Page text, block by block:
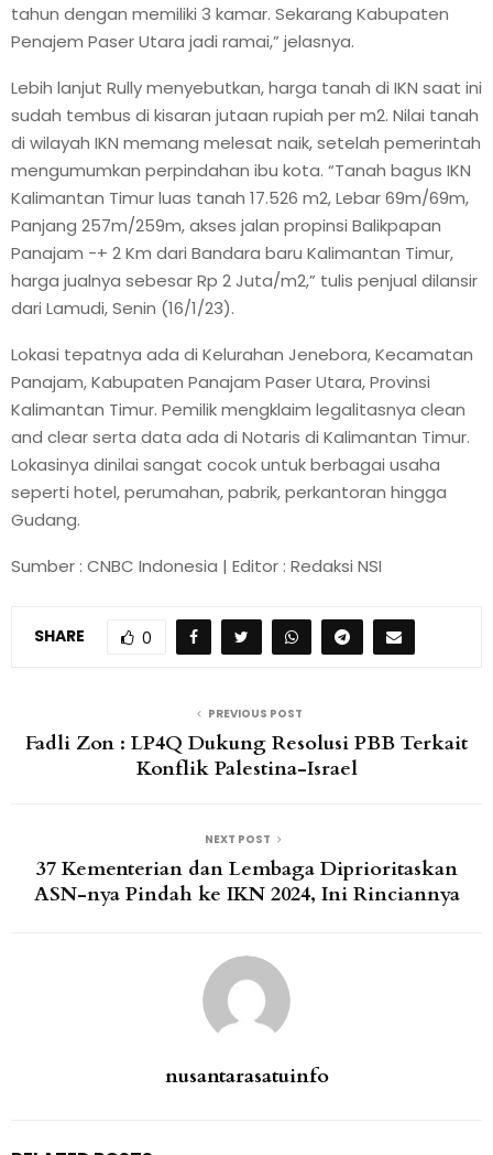
tahun dengan memiliki 3 kamar. Sekarang Kabupaten
Penajem Paser Utara jadi ramai,” jelasnya.
Lebih lanjut Rully menyebutkan, harga tanah di IKN saat ini
sudah tembus di kisaran jutaan rupiah per m2. Nilai tanah
di wilayah IKN memang melesat naik, setelah pemerintah
mengumumkan perpindahan ibu kota. “Tanah bagus IKN
Kalimantan Timur luas tanah 17.526 m2, Lebar 69m/69m,
Panjang 257m/259m, akses jalan propinsi Balikpapan
Panajam -+ 2 Km dari Bandara baru Kalimantan Timur,
harga jualnya sebesar Rp 2 Juta/m2,” tulis penjual dilansir
dari Lamudi, Senin (16/1/23).
Lokasi tepatnya ada di Kelurahan Jenebora, Kecamatan
Panajam, Kabupaten Panajam Paser Utara, Provinsi
Kalimantan Timur. Pemilik mengklaim legalitasnya clean
and clear serta data ada di Notaris di Kalimantan Timur.
Lokasinya dinilai sangat cocok untuk berbagai usaha
seperti hotel, perumahan, pabrik, perkantoran hingga
Gudang.
Sumber : CNBC Indonesia | Editor : Redaksi NSI
SHARE 0
PREVIOUS POST
Fadli Zon : LP4Q Dukung Resolusi PBB Terkait
Konflik Palestina-Israel
NEXT POST
37 Kementerian dan Lembaga Diprioritaskan
ASN-nya Pindah ke IKN 2024, Ini Rinciannya
nusantarasatuinfo